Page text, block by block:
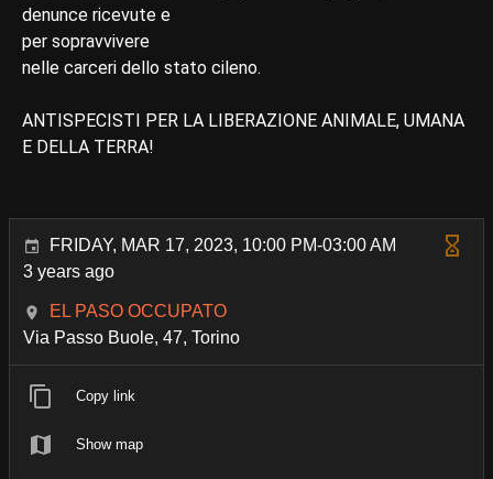
denunce ricevute e
per sopravvivere
nelle carceri dello stato cileno.
ANTISPECISTI PER LA LIBERAZIONE ANIMALE, UMANA
E DELLA TERRA!
FRIDAY, MAR 17, 2023, 10:00 PM-03:00 AM
3 years ago
EL PASO OCCUPATO
Via Passo Buole, 47, Torino
Copy link
Show map